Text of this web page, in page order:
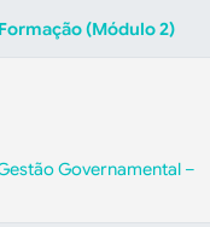
(Módulo 2)
Governamental –